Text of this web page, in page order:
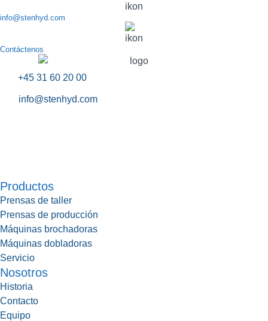
info@stenhyd.com
Contáctenos
+45 31 60 20 00
info@stenhyd.com
Productos
Prensas de taller
Prensas de producción
Máquinas brochadoras
Máquinas dobladoras
Servicio
Nosotros
Historia
Contacto
Equipo